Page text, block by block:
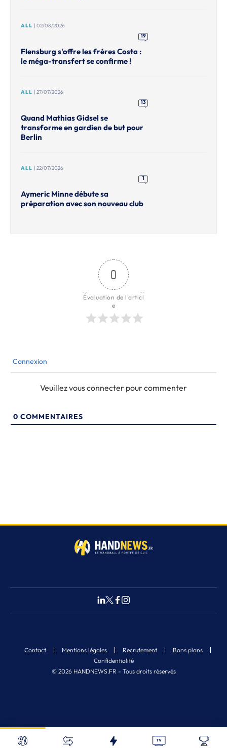
Recherche
Fermer
ALL | 02/08/2026
19
Flensburg s'offre les frères Costa :
le méga-transfert se confirme !
ALL | 27/07/2026
13
Quand Mathias Gidsel se
transforme en gardien de but pour
Berlin
ALL | 22/07/2026
1
Aymeric Minne débute sa
préparation avec son nouveau club
0
Évaluation de l'articl
e
Connexion
Veuillez vous connecter pour commenter
0 COMMENTAIRES
© 2026 HANDNEWS.FR - Tous droits réservés
Contact Mentions légales Recrutement
Bons plans
Confidentialité
Nos derniers articles